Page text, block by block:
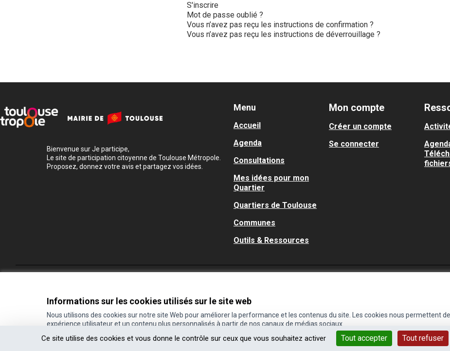
Ce site utilise des cookies et vous donne le contrôle sur ceux que vous souhaitez activer Tout accepter Tout refuser
Informations sur les cookies utilisés sur le site web
Nous utilisons des cookies sur notre site Web pour améliorer la performance et les contenus du site. Les cookies nous permettent
expérience utilisateur et un contenu plus personnalisés à partir de nos canaux de médias sociaux.
S'inscrire
Mot de passe oublié ?
Vous n’avez pas reçu les instructions de confirmation ?
Vous n’avez pas reçu les instructions de déverrouillage ?
Bienvenue sur Je participe,
Le site de participation citoyenne de Toulouse Métropole.
Proposez, donnez votre avis et partagez vos idées.
Menu
Accueil
Agenda
Consultations
Mes idées pour mon
Quartier
Quartiers de Toulouse
Communes
Outils & Ressources
Mon compte
Créer un compte
Se connecter
(Lien externe)
Site réalisé grâce aulogiciel libre Decidim
(Lien externe)
.